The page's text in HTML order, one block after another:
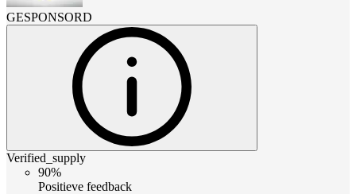
GESPONSORD
Verified_supply
90%
Positieve feedback